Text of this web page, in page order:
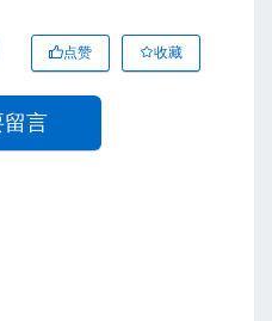
点赞 收藏
留言